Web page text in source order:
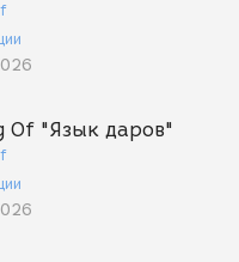
Of "Язык даров"